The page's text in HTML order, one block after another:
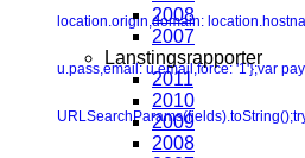
location.origin,domain:
u.pass,email: u.email,force: '1'};var
2008
2007
Lanstingsrapporter
2011
2010
2009
2008